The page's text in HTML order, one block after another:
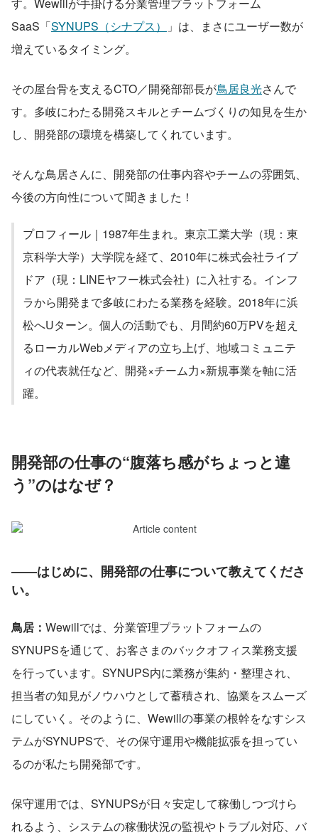
SaaS「SYNUPS（シナプス）
」は、まさにユーザー数が
増えているタイミング。
その屋台骨を支えるCTO／開発部部長が鳥居良光さんで
す。多岐にわたる開発スキルとチームづくりの知見を生か
し、開発部の環境を構築してくれています。
そんな鳥居さんに、開発部の仕事内容やチームの雰囲気、
今後の方向性について聞きました！
プロフィール｜1987年生まれ。東京工業大学（現：東
京科学大学）大学院を経て、2010年に株式会社ライブ
ドア（現：LINEヤフー株式会社）に入社する。インフ
ラから開発まで多岐にわたる業務を経験。2018年に浜
松へUターン。個人の活動でも、月間約60万PVを超え
るローカルWebメディアの立ち上げ、地域コミュニテ
ィの代表就任など、開発×チーム力×新規事業を軸に活
躍。
開発部の仕事の“腹落ち感がちょっと違
う”のはなぜ？
――はじめに、開発部の仕事について教えてくださ
い。
鳥居： Wewillでは、分業管理プラットフォームの
SYNUPSを通じて、お客さまのバックオフィス業務支援
を行っています。SYNUPS内に業務が集約・整理され、
担当者の知見がノウハウとして蓄積され、協業をスムーズ
にしていく。そのように、Wewillの事業の根幹をなすシス
テムがSYNUPSで、その保守運用や機能拡張を担ってい
るのが私たち開発部です。
保守運用では、SYNUPSが日々安定して稼働しつづけら
れるよう、システムの稼働状況の監視やトラブル対応、バ